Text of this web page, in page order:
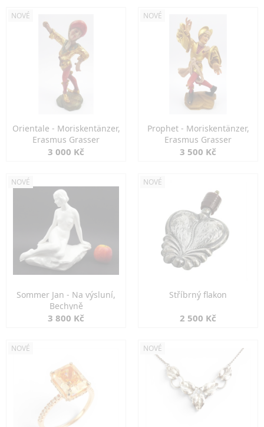
NOVÉ
Orientale - Moriskentänzer,
Erasmus Grasser
3 000 Kč
NOVÉ
Prophet - Moriskentänzer,
Erasmus Grasser
3 500 Kč
NOVÉ
Sommer Jan - Na výsluní,
Bechyně
3 800 Kč
NOVÉ
Stříbrný flakon
2 500 Kč
NOVÉ NOVÉ